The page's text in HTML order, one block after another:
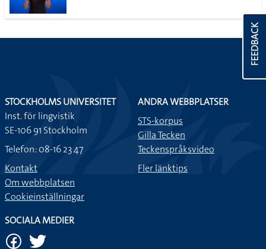
FEEDBACK
STOCKHOLMS UNIVERSITET
Inst. för lingvistik
SE-106 91 Stockholm
Telefon: 08-16 23 47
Kontakt
Om webbplatsen
Cookieinställningar
ANDRA WEBBPLATSER
STS-korpus
Gilla Tecken
Teckenspråksvideo
Fler länktips
SOCIALA MEDIER